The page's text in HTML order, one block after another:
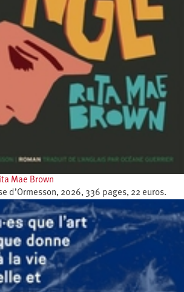
Mae Brown
d’Ormesson, 2026, 336 pages, 22 euros.